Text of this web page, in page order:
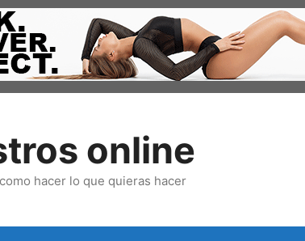
online
hacer lo que quieras hacer